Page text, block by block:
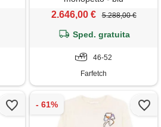
2.646,00 € 5.288,00 €
Sped. gratuita
46-52
Farfetch